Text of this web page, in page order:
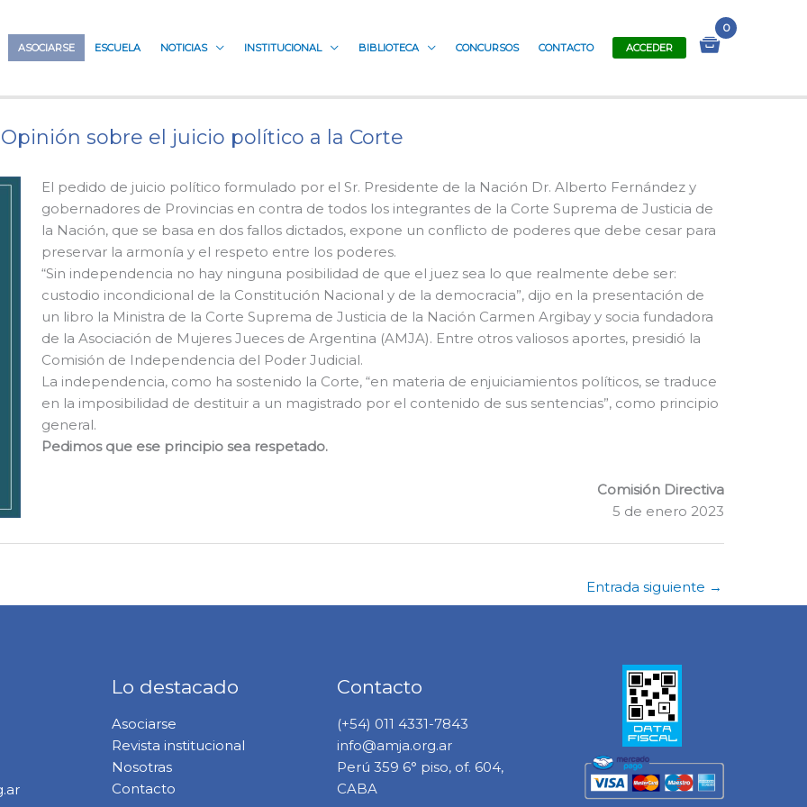
ASOCIARSE ESCUELA NOTICIAS INSTITUCIONAL BIBLIOTECA CONCURSOS CONTACTO ACCEDER
Opinión sobre el juicio político a la Corte
El pedido de juicio político formulado por el Sr. Presidente de la Nación Dr. Alberto Fernández y
gobernadores de Provincias en contra de todos los integrantes de la Corte Suprema de Justicia de
la Nación, que se basa en dos fallos dictados, expone un conflicto de poderes que debe cesar para
preservar la armonía y el respeto entre los poderes.
“Sin independencia no hay ninguna posibilidad de que el juez sea lo que realmente debe ser:
custodio incondicional de la Constitución Nacional y de la democracia”, dijo en la presentación de
un libro la Ministra de la Corte Suprema de Justicia de la Nación Carmen Argibay y socia fundadora
de la Asociación de Mujeres Jueces de Argentina (AMJA). Entre otros valiosos aportes, presidió la
Comisión de Independencia del Poder Judicial.
La independencia, como ha sostenido la Corte, “en materia de enjuiciamientos políticos, se traduce
en la imposibilidad de destituir a un magistrado por el contenido de sus sentencias”, como principio
general.
Pedimos que ese principio sea respetado.
Comisión Directiva
5 de enero 2023
Entrada siguiente →
Lo destacado
Asociarse
Revista institucional
Nosotras
Contacto
Contacto
(+54) 011 4331-7843
info@amja.org.ar
Perú 359 6° piso, of. 604,
CABA